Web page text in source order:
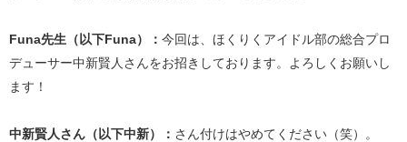
Funa先生（以下Funa）： 今回は、ほくりくアイドル部の総合プロ
デューサー中新賢人さんをお招きしております。よろしくお願いし
ます！
中新賢人さん（以下中新）： さん付けはやめてください（笑）。